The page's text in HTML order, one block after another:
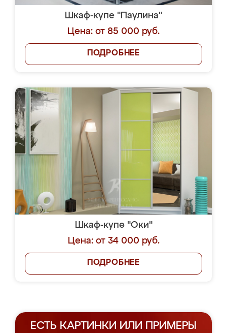
Шкаф-купе "Паулина"
Цена: от 85 000 руб.
ПОДРОБНЕЕ
Шкаф-купе "Оки"
Цена: от 34 000 руб.
ПОДРОБНЕЕ
ЕСТЬ КАРТИНКИ ИЛИ ПРИМЕРЫ